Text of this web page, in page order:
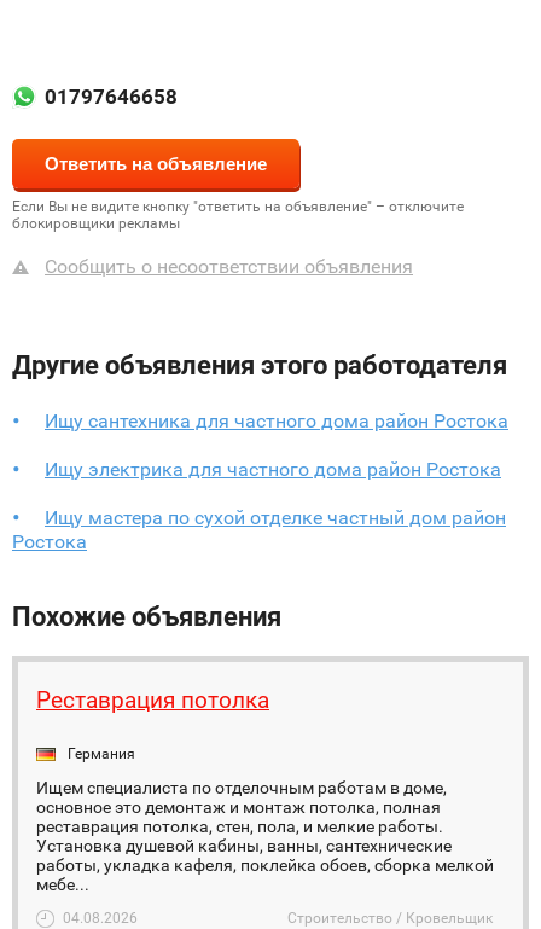
01797646658
Если Вы не видите кнопку "ответить на объявление" – отключите
блокировщики рекламы
Сообщить о несоответствии объявления
Другие объявления этого работодателя
Ищу сантехника для частного дома район Ростока
Ищу электрика для частного дома район Ростока
Ищу мастера по сухой отделке частный дом район
Ростока
Похожие объявления
Реставрация потолка
Германия
Ищем специалиста по отделочным работам в доме,
основное это демонтаж и монтаж потолка, полная
реставрация потолка, стен, пола, и мелкие работы.
Установка душевой кабины, ванны, сантехнические
работы, укладка кафеля, поклейка обоев, сборка мелкой
мебе...
04.08.2026 Строительство / Кровельщик